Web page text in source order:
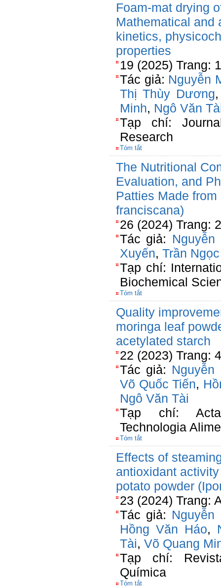
Foam-mat drying
Mathematical and
kinetics,
properties
19 (2025) Trang:
Tác giả: Nguyễn
Thị Thùy Dương
Minh, Ngô Văn
Tạp chí:
Research
Tóm tắt
The Nutritional
Evaluation, and
Patties Made
franciscana)
26 (2024) Trang:
Tác giả: Nguyễn
Xuyến, Trần
Tạp chí:
Biochemical
Tóm tắt
Quality
moringa leaf
acetylated starch
22 (2023) Trang:
Tác giả: Nguyễn
Võ Quốc Tiến,
Ngô Văn Tài
Tạp chí: Acta
Technologia
Tóm tắt
Effects of
antioxidant
potato powder
23 (2024) Trang:
Tác giả: Nguyễn
Hồng Văn Háo,
Tài, Võ Quang
Tạp chí:
Química
Tóm tắt